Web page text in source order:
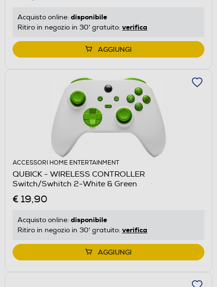
Acquisto online: disponibile
Ritiro in negozio in 30' gratuito: verifica
AGGIUNGI
ACCESSORI HOME ENTERTAINMENT
QUBICK - WIRELESS CONTROLLER
Switch/Swhitch 2-White & Green
€ 19,90
Acquisto online: disponibile
Ritiro in negozio in 30' gratuito: verifica
AGGIUNGI